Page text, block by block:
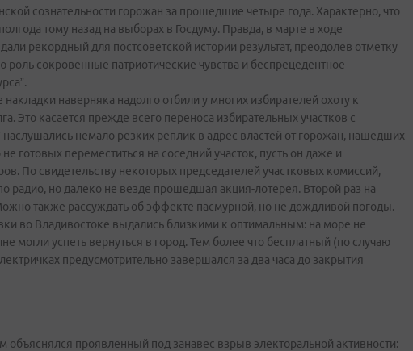
сознательности горожан за прошедшие четыре года. Характерно, что
тому назад на выборах в Госдуму. Правда, в марте в ходе
рекордный для постсоветской истории результат, преодолев отметку
роль сокровенные патриотические чувства и беспрецедентное
наверняка надолго отбили у многих избирателей охоту к
Это касается прежде всего переноса избирательных участков с
немало резких реплик в адрес властей от горожан, нашедших
готовых переместиться на соседний участок, пусть он даже и
По свидетельству некоторых председателей участковых комиссий,
радио, но далеко не везде прошедшая акция-лотерея. Второй раз на
также рассуждать об эффекте пасмурной, но не дождливой погоды.
во Владивостоке выдались близкими к оптимальным: на море не
могли успеть вернуться в город. Тем более что бесплатный (по случаю
предусмотрительно завершался за два часа до закрытия
объяснялся проявленный под занавес взрыв электоральной активности: